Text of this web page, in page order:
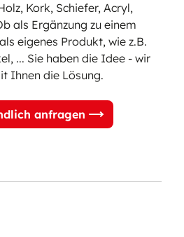
Kork, Schiefer, Acryl,
als Ergänzung zu einem
eigenes Produkt, wie z.B.
... Sie haben die Idee - wir
Ihnen die Lösung.
anfragen